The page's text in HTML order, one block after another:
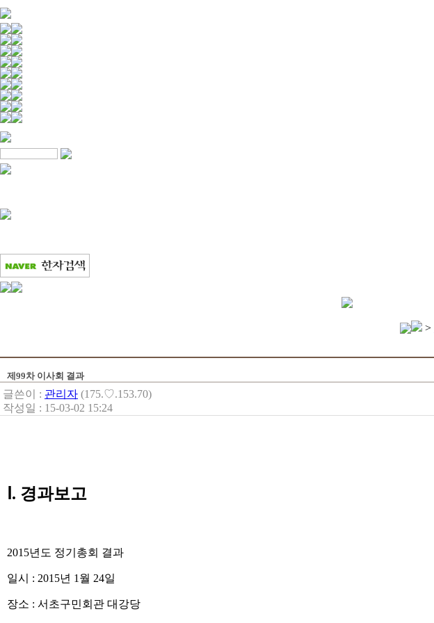
>
제99차 이사회 결과
글쓴이 : 관리자 (175.♡.153.70)
작성일 : 15-03-02 15:24
Ⅰ. 경과보고
2015년도 정기총회 결과
일시 : 2015년 1월 24일
장소 : 서초구민회관 대강당